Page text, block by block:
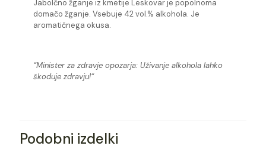
Jabolčno žganje iz kmetije Leskovar je popolnoma
domačo žganje. Vsebuje 42 vol.% alkohola. Je
aromatičnega okusa.
“Minister za zdravje opozarja: Uživanje alkohola lahko
škoduje zdravju!“
Podobni izdelki